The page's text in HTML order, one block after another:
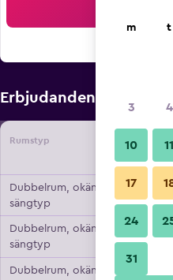
Erbjudanden från
Rumstyp
Dubbelrum, okänd
sängtyp
Dubbelrum, okänd
sängtyp
Dubbelrum, okänd
m t
3 4
10 11
17
24
31